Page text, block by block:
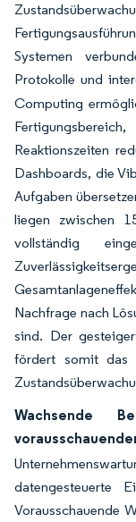
Systemen
Protokolle und
Computing
Reaktionszeiten
Dashboards, die
Aufgaben
liegen zwischen
vollständig
Nachfrage nach
sind. Der
fördert somit das
Wachsende
datengesteuerte
Vorausschauende